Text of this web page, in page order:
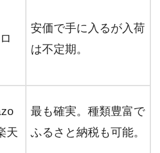
安価で手に入るが入荷
は不定期。
天
最も確実。種類豊富で
ふるさと納税も可能。